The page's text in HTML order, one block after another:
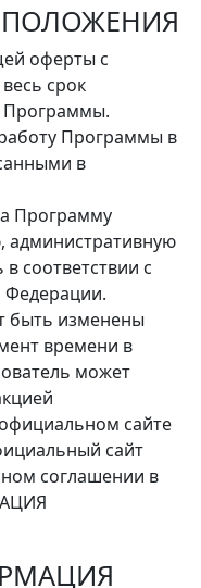
оферты с
срок
Программы.
Программы в
в
Программу
административную
соответствии с
Федерации.
быть изменены
времени в
может
сайте
сайт
соглашении в